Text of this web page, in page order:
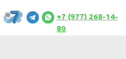
+7 (977) 268-14-
80